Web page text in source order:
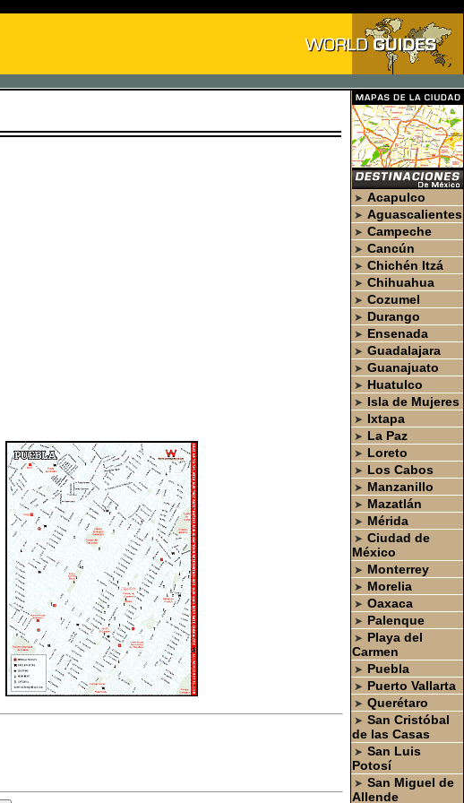
➤ Acapulco
➤ Aguascalientes
➤ Campeche
➤ Cancún
➤ Chichén Itzá
➤ Chihuahua
➤ Cozumel
➤ Durango
➤ Ensenada
➤ Guadalajara
➤ Guanajuato
➤ Huatulco
➤ Isla de Mujeres
➤ Ixtapa
➤ La Paz
➤ Loreto
➤ Los Cabos
➤ Manzanillo
➤ Mazatlán
➤ Mérida
➤ Ciudad de
México
➤ Monterrey
➤ Morelia
➤ Oaxaca
➤ Palenque
➤ Playa del
Carmen
➤ Puebla
➤ Puerto Vallarta
➤ Querétaro
➤ San Cristóbal
de las Casas
➤ San Luis
Potosí
➤ San Miguel de
Allende